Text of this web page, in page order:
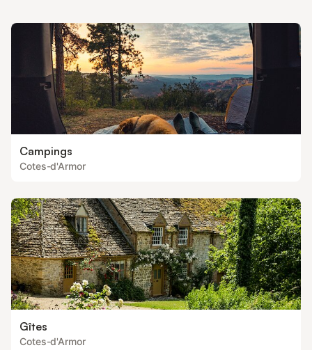
Vos enfants trouveront
Campings
Cotes-d'Armor
Gîtes
Cotes-d'Armor